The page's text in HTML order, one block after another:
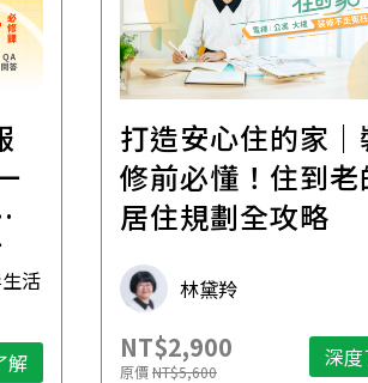
活
解
打造安心住的家｜
修前必懂！住到老
居住規劃全攻略
林黛羚
NT$2,900
原價NT$5,600 深